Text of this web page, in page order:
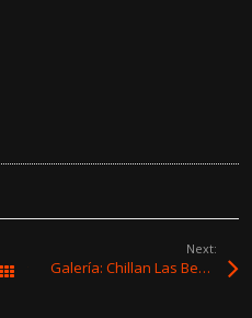
Todas las entradas
Next:
Galería: Chillan Las Bestias – La Trastienda MVD